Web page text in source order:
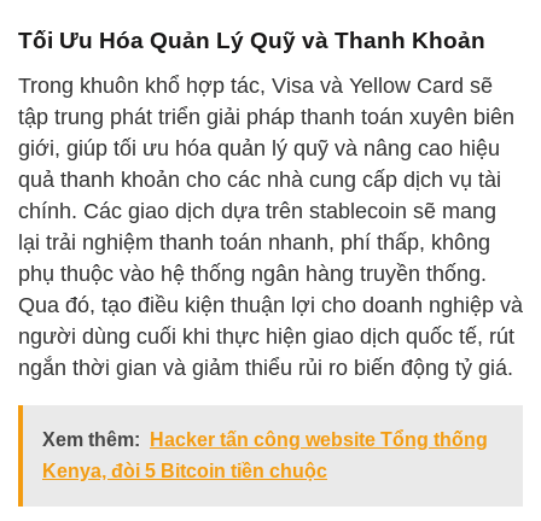
Tối Ưu Hóa Quản Lý Quỹ và Thanh Khoản
Trong khuôn khổ hợp tác, Visa và Yellow Card sẽ
tập trung phát triển giải pháp thanh toán xuyên biên
giới, giúp tối ưu hóa quản lý quỹ và nâng cao hiệu
quả thanh khoản cho các nhà cung cấp dịch vụ tài
chính. Các giao dịch dựa trên stablecoin sẽ mang
lại trải nghiệm thanh toán nhanh, phí thấp, không
phụ thuộc vào hệ thống ngân hàng truyền thống.
Qua đó, tạo điều kiện thuận lợi cho doanh nghiệp và
người dùng cuối khi thực hiện giao dịch quốc tế, rút
ngắn thời gian và giảm thiểu rủi ro biến động tỷ giá.
Xem thêm:
Hacker tấn công website Tổng thống
Kenya, đòi 5 Bitcoin tiền chuộc